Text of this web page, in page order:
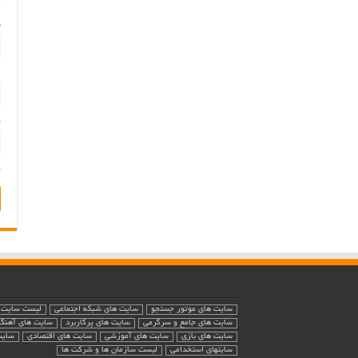
سایت های موتور جستجو سایت های شبکه اجتماعی لیست سایت
سایت های جامع و سرگرمی
سایت های پرکاربرد سایت های
سایت های بازی
سایت های آموزشی سایت های اقتصادی
سایتهای استخدامی
لیست سازمان ها و شرکت ها